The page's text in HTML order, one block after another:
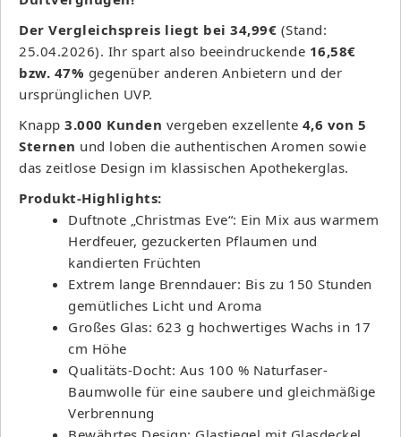
Der Vergleichspreis liegt bei 34,99€ (Stand:
25.04.2026). Ihr spart also beeindruckende 16,58€
bzw. 47% gegenüber anderen Anbietern und der
ursprünglichen UVP.
Knapp 3.000 Kunden vergeben exzellente 4,6 von 5
Sternen und loben die authentischen Aromen sowie
das zeitlose Design im klassischen Apothekerglas.
Produkt-Highlights:
Duftnote „Christmas Eve“: Ein Mix aus warmem
Herdfeuer, gezuckerten Pflaumen und
kandierten Früchten
Extrem lange Brenndauer: Bis zu 150 Stunden
gemütliches Licht und Aroma
Großes Glas: 623 g hochwertiges Wachs in 17
cm Höhe
Qualitäts-Docht: Aus 100 % Naturfaser-
Baumwolle für eine saubere und gleichmäßige
Verbrennung